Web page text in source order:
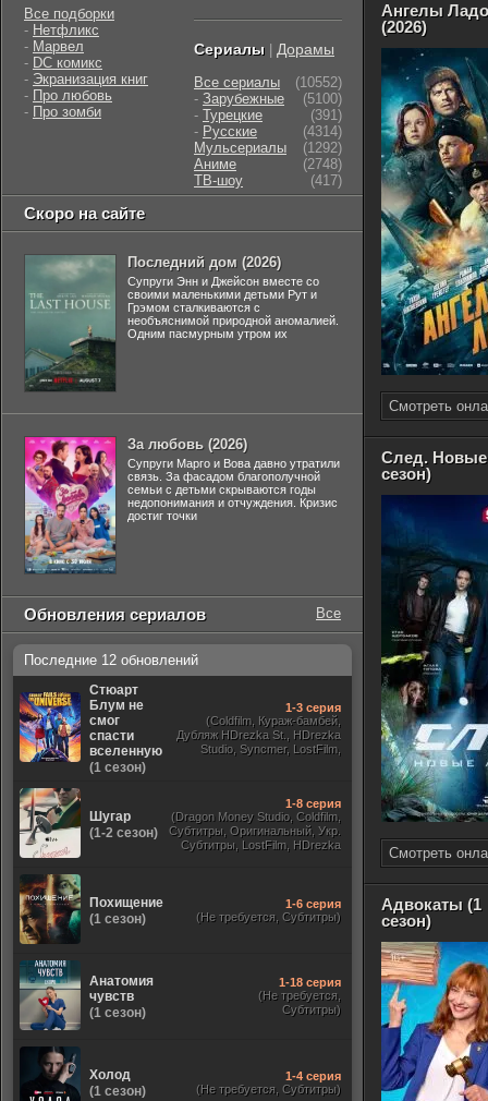
Ангелы
(2026)
Смотреть
След. Новые
сезон)
Смотреть
Адвокаты (1
сезон)
Все подборки
- Нетфликс
- Марвел
- DC комикс
- Экранизация книг
- Про любовь
- Про зомби
Сериалы Дорамы
Все сериалы
(10552)
- Зарубежные
(5100)
- Турецкие
(391)
- Русские
(4314)
Мульсериалы
(1292)
Аниме
(2748)
ТВ-шоу
(417)
Скоро на сайте
Последний дом (2026)
Супруги Энн и Джейсон вместе со
своими маленькими детьми Рут и
Грэмом сталкиваются с
необъяснимой природной аномалией.
Одним пасмурным утром их
За любовь (2026)
Супруги Марго и Вова давно утратили
связь. За фасадом благополучной
семьи с детьми скрываются годы
недопонимания и отчуждения. Кризис
достиг точки
Обновления сериалов Все
Последние 12 обновлений
Стюарт
Блум не
смог
спасти
вселенную
(1 сезон)
1-3 серия
(Coldfilm, Кураж-бамбей,
Дубляж HDrezka St., HDrezka
Studio, Syncmer, LostFilm,
Шугар
(1-2 сезон)
1-8 серия
(Dragon Money Studio, Coldfilm,
Субтитры, Оригинальный, Укр.
Субтитры, LostFilm, HDrezka
Похищение
(1 сезон)
1-6 серия
(Не требуется, Субтитры)
Анатомия
чувств
(1 сезон)
1-18 серия
(Не требуется,
Субтитры)
Холод
(1 сезон)
1-4 серия
(Не требуется, Субтитры)